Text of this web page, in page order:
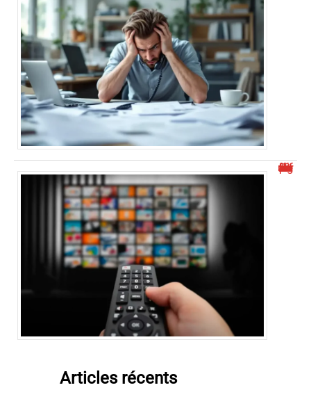
Découvrez malgrim.com et ses différents aspects
Articles récents